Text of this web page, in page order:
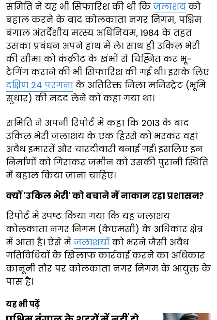
समिति ने यह भी सिफारिश की थी कि जलाशय को
बहाल करने के बाद कोलकाता नगर निगम, पश्चिम
बंगाल अंतर्देशीय मत्स्य अधिनियम, 1984 के तहत
उसका प्रबंधन अपने हाथ में ले। साथ ही उकिल भेरी
की सीमा को कंक्रीट के खंभों से चिह्नित कर भू-
टैगिंग कराने की भी सिफारिश की गई थी। इसके लिए
दक्षिण 24 परगना के अतिरिक्त जिला मजिस्ट्रेट (भूमि
सुधार) की मदद लेने को कहा गया था।
समिति ने अपनी रिपोर्ट में कहा कि 2013 के बाद
उकिल भेरी जलाशय के एक हिस्से को भरकर वहां
अवैध इमारतें और चारदीवारी बनाई गईं। इसलिए इन
निर्माणों को गिराकर जमीन को उसकी पुरानी स्थिति
में बहाल किया जाना चाहिए।
क्यों 'उकिल भेरी' को बचाने में नाकाम रहा प्रशासन?
रिपोर्ट में स्पष्ट किया गया कि यह जलाशय
कोलकाता नगर निगम (केएमसी) के अधिकार क्षेत्र
में आता है। ऐसे में जलाशयों को भरने जैसी अवैध
गतिविधियों के खिलाफ कार्रवाई करने का अधिकार
कानूनी तौर पर कोलकाता नगर निगम के आयुक्त के
पास है।
यह भी पढ़ें